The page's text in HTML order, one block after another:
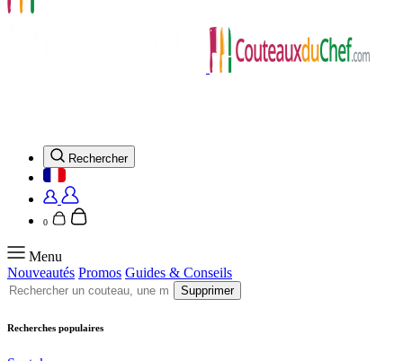
Rechercher
0
Menu
Nouveautés Promos Guides & Conseils
Supprimer
Recherches populaires